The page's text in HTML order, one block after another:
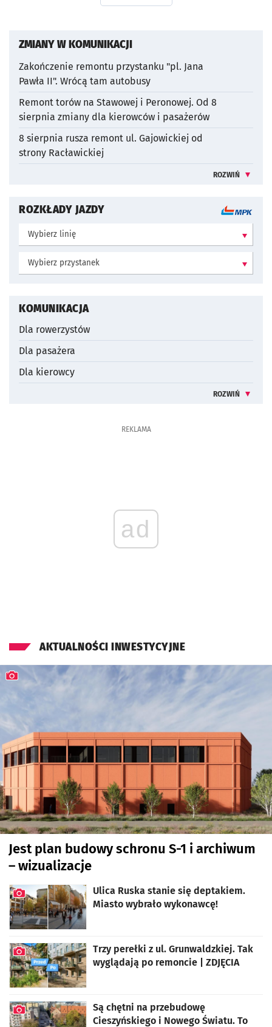
ZMIANY W KOMUNIKACJI
Zakończenie remontu przystanku "pl. Jana
Pawła II". Wrócą tam autobusy
otworzy się w nowej karcie
Remont torów na Stawowej i Peronowej. Od 8
sierpnia zmiany dla kierowców i pasażerów
otworzy się w nowej karcie
8 sierpnia rusza remont ul. Gajowickiej od
strony Racławickiej
otworzy się w nowej karcie
ROZWIŃ
ROZKŁADY JAZDY
Wybierz linię:
Wybierz przystanek:
KOMUNIKACJA
Dla rowerzystów
Dla pasażera
Dla kierowcy
ROZWIŃ
REKLAMA
ad
AKTUALNOŚCI INWESTYCYJNE
Jest plan budowy schronu S-1 i archiwum
– wizualizacje
Ulica Ruska stanie się deptakiem.
Miasto wybrało wykonawcę!
Trzy perełki z ul. Grunwaldzkiej. Tak
wyglądają po remoncie | ZDJĘCIA
Są chętni na przebudowę
Cieszyńskiego i Nowego Światu. To